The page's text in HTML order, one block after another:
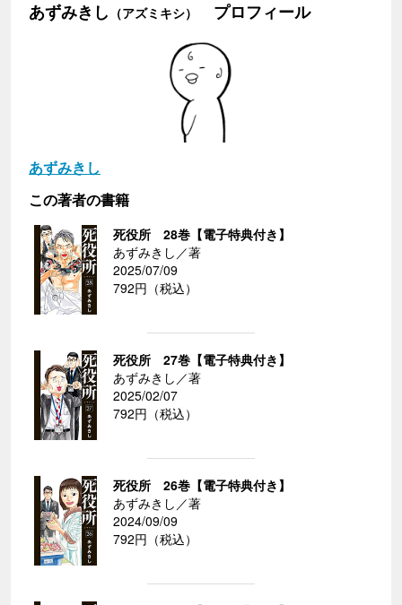
あずみきし （アズミキシ） プロフィール
あずみきし
この著者の書籍
死役所 28巻【電子特典付き】
あずみきし／著
2025/07/09
792円（税込）
死役所 27巻【電子特典付き】
あずみきし／著
2025/02/07
792円（税込）
死役所 26巻【電子特典付き】
あずみきし／著
2024/09/09
792円（税込）